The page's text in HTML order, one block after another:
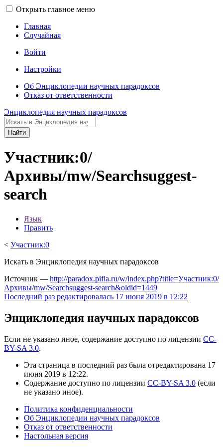
Открыть главное меню
Главная
Случайная
Войти
Настройки
Об Энциклопедии научных парадоксов
Отказ от ответственности
Энциклопедия научных парадоксов
Найти
Участник:0/
Архивы/mw/Searchsuggest-
search
Язык
Править
< Участник:0
Искать в Энциклопедия научных парадоксов
Источник — http://paradox.pifia.ru/w/index.php?title=Участник:0/
Архивы/mw/Searchsuggest-search&oldid=1449
Последний раз редактировалась 17 июня 2019 в 12:22
Энциклопедия научных парадоксов
Если не указано иное, содержание доступно по лицензии CC-
BY-SA 3.0.
Эта страница в последний раз была отредактирована 17
июня 2019 в 12:22.
Содержание доступно по лицензии CC-BY-SA 3.0 (если
не указано иное).
Политика конфиденциальности
Об Энциклопедии научных парадоксов
Отказ от ответственности
Настольная версия